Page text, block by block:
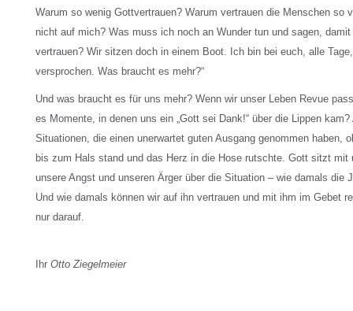
Warum so wenig Gottvertrauen? Warum vertrauen die Menschen so
nicht auf mich? Was muss ich noch an Wunder tun und sagen,
vertrauen? Wir sitzen doch in einem Boot. Ich bin bei euch, alle
versprochen. Was braucht es mehr?“
Und was braucht es für uns mehr? Wenn wir unser Leben Revue
es Momente, in denen uns ein „Gott sei Dank!“ über die Lippen
Situationen, die einen unerwartet guten Ausgang genommen haben,
bis zum Hals stand und das Herz in die Hose rutschte. Gott sitzt mit
unsere Angst und unseren Ärger über die Situation – wie damals die
Und wie damals können wir auf ihn vertrauen und mit ihm im Gebet
nur darauf.
Ihr Otto Ziegelmeier